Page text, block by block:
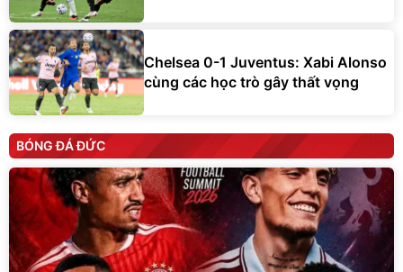
Chelsea 0-1 Juventus: Xabi Alonso
cùng các học trò gây thất vọng
BÓNG ĐÁ ĐỨC